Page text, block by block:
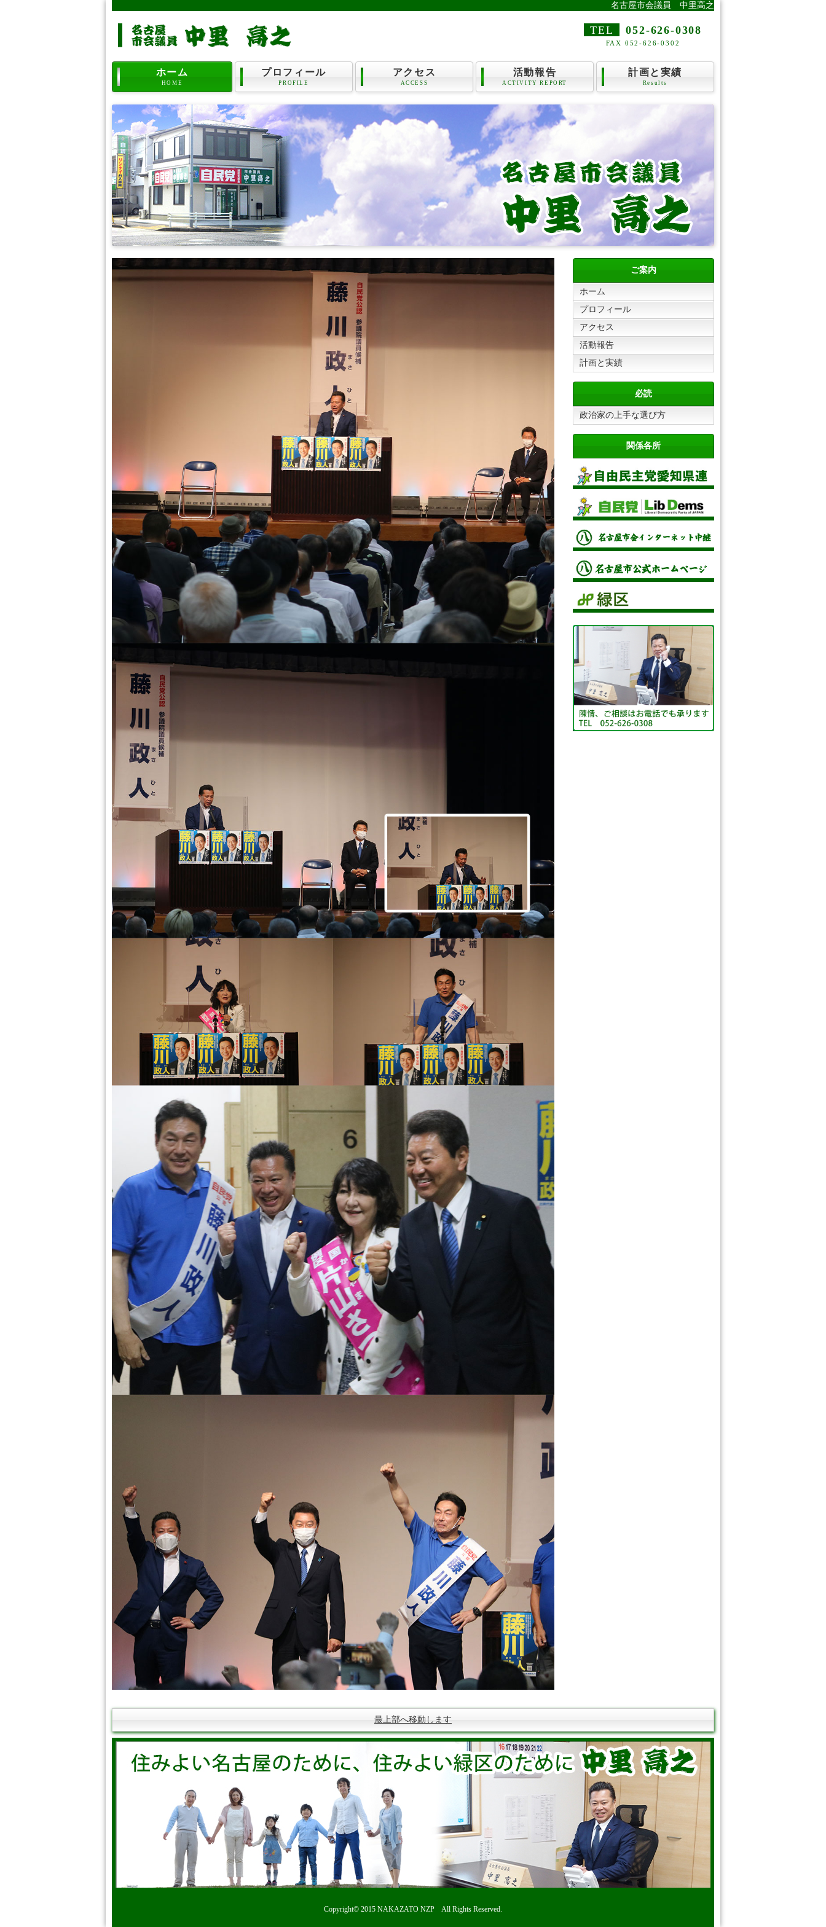
名古屋市会議員 中里高之
TEL 052-626-0308
FAX 052-626-0302
ホーム
HOME
プロフィール
PROFILE
アクセス
ACCESS
活動報告
ACTIVITY REPORT
計画と実績
Results
ご案内
ホーム
プロフィール
アクセス
活動報告
計画と実績
必読
政治家の上手な選び方
関係各所
最上部へ移動します
Copyright© 2015 NAKAZATO NZP All Rights Reserved.